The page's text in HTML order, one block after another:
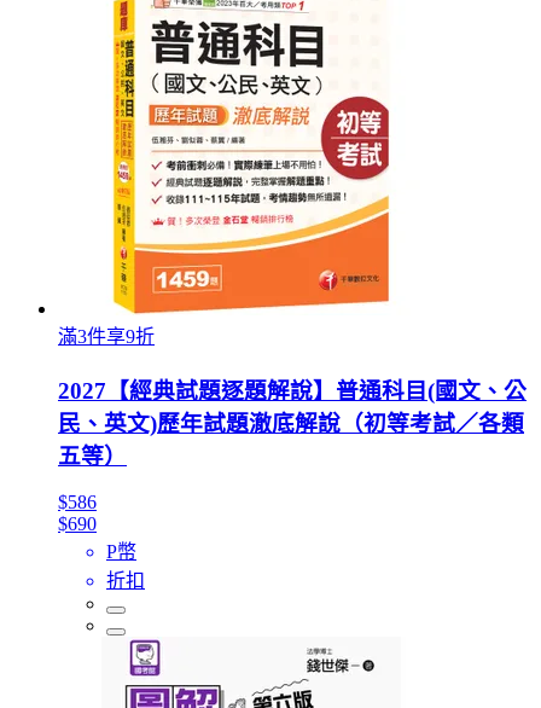
滿3件享9折
2027【經典試題逐題解說】普通科目(國文、公
民、英文)歷年試題澈底解說（初等考試／各類
五等）
$586
$690
P幣
折扣